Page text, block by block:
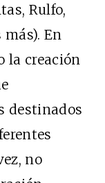
Rulfo,
En
la creación
destinados
no